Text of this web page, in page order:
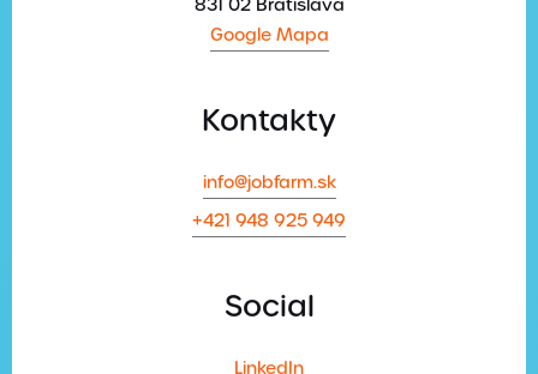
831 02 Bratislava
Google Mapa
Kontakty
info@jobfarm.sk
+421 948 925 949
Social
LinkedIn